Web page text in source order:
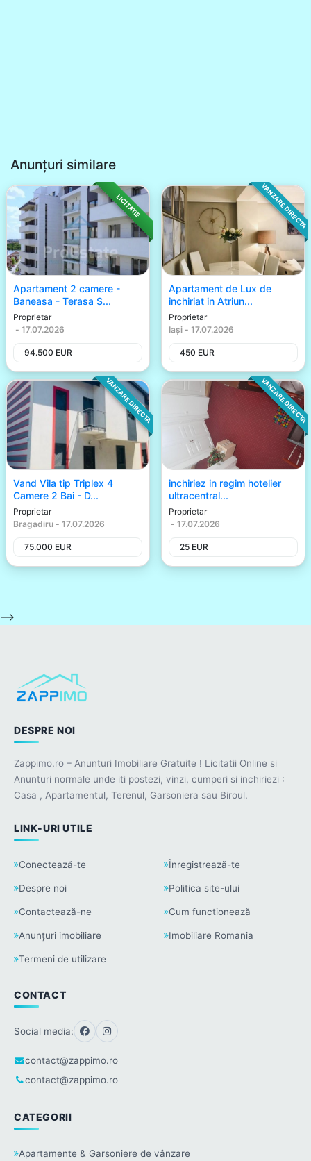
Anunțuri similare
LICITATIE
Apartament 2 camere -
Baneasa - Terasa S...
Proprietar
- 17.07.2026
94.500 EUR
VANZARE DIRECTA
Apartament de Lux de
inchiriat in Atriun...
Proprietar
Iași - 17.07.2026
450 EUR
VANZARE DIRECTA
Vand Vila tip Triplex 4
Camere 2 Bai - D...
Proprietar
Bragadiru - 17.07.2026
75.000 EUR
VANZARE DIRECTA
inchiriez in regim hotelier
ultracentral...
Proprietar
- 17.07.2026
25 EUR
-->
DESPRE NOI
Zappimo.ro – Anunturi Imobiliare Gratuite ! Licitatii Online si
Anunturi normale unde iti postezi, vinzi, cumperi si inchiriezi :
Casa , Apartamentul, Terenul, Garsoniera sau Biroul.
LINK-URI UTILE
Conectează-te Înregistrează-te
Despre noi Politica site-ului
Contactează-ne Cum functionează
Anunțuri imobiliare Imobiliare Romania
Termeni de utilizare
CONTACT
Social media:
contact@zappimo.ro
contact@zappimo.ro
CATEGORII
Apartamente & Garsoniere de vânzare